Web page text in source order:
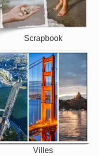
Scrapbook
Villes